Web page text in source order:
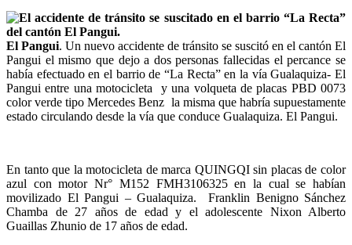
El Pangui. Un nuevo accidente de tránsito se suscitó en el cantón El
Pangui el mismo que dejo a dos personas fallecidas el percance se
había efectuado en el barrio de “La Recta” en la vía Gualaquiza- El
Pangui entre una motocicleta y una volqueta de placas PBD 0073
color verde tipo Mercedes Benz la misma que habría supuestamente
estado circulando desde la vía que conduce Gualaquiza. El Pangui.
En tanto que la motocicleta de marca QUINGQI sin placas de color
azul con motor Nr° M152 FMH3106325 en la cual se habían
movilizado El Pangui – Gualaquiza. Franklin Benigno Sánchez
Chamba de 27 años de edad y el adolescente Nixon Alberto
Guaillas Zhunio de 17 años de edad.